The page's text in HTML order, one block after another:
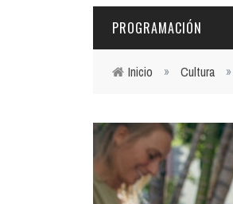
PROGRAMACIÓN
Hoy
Plan Finde
Inicio » Cultura »